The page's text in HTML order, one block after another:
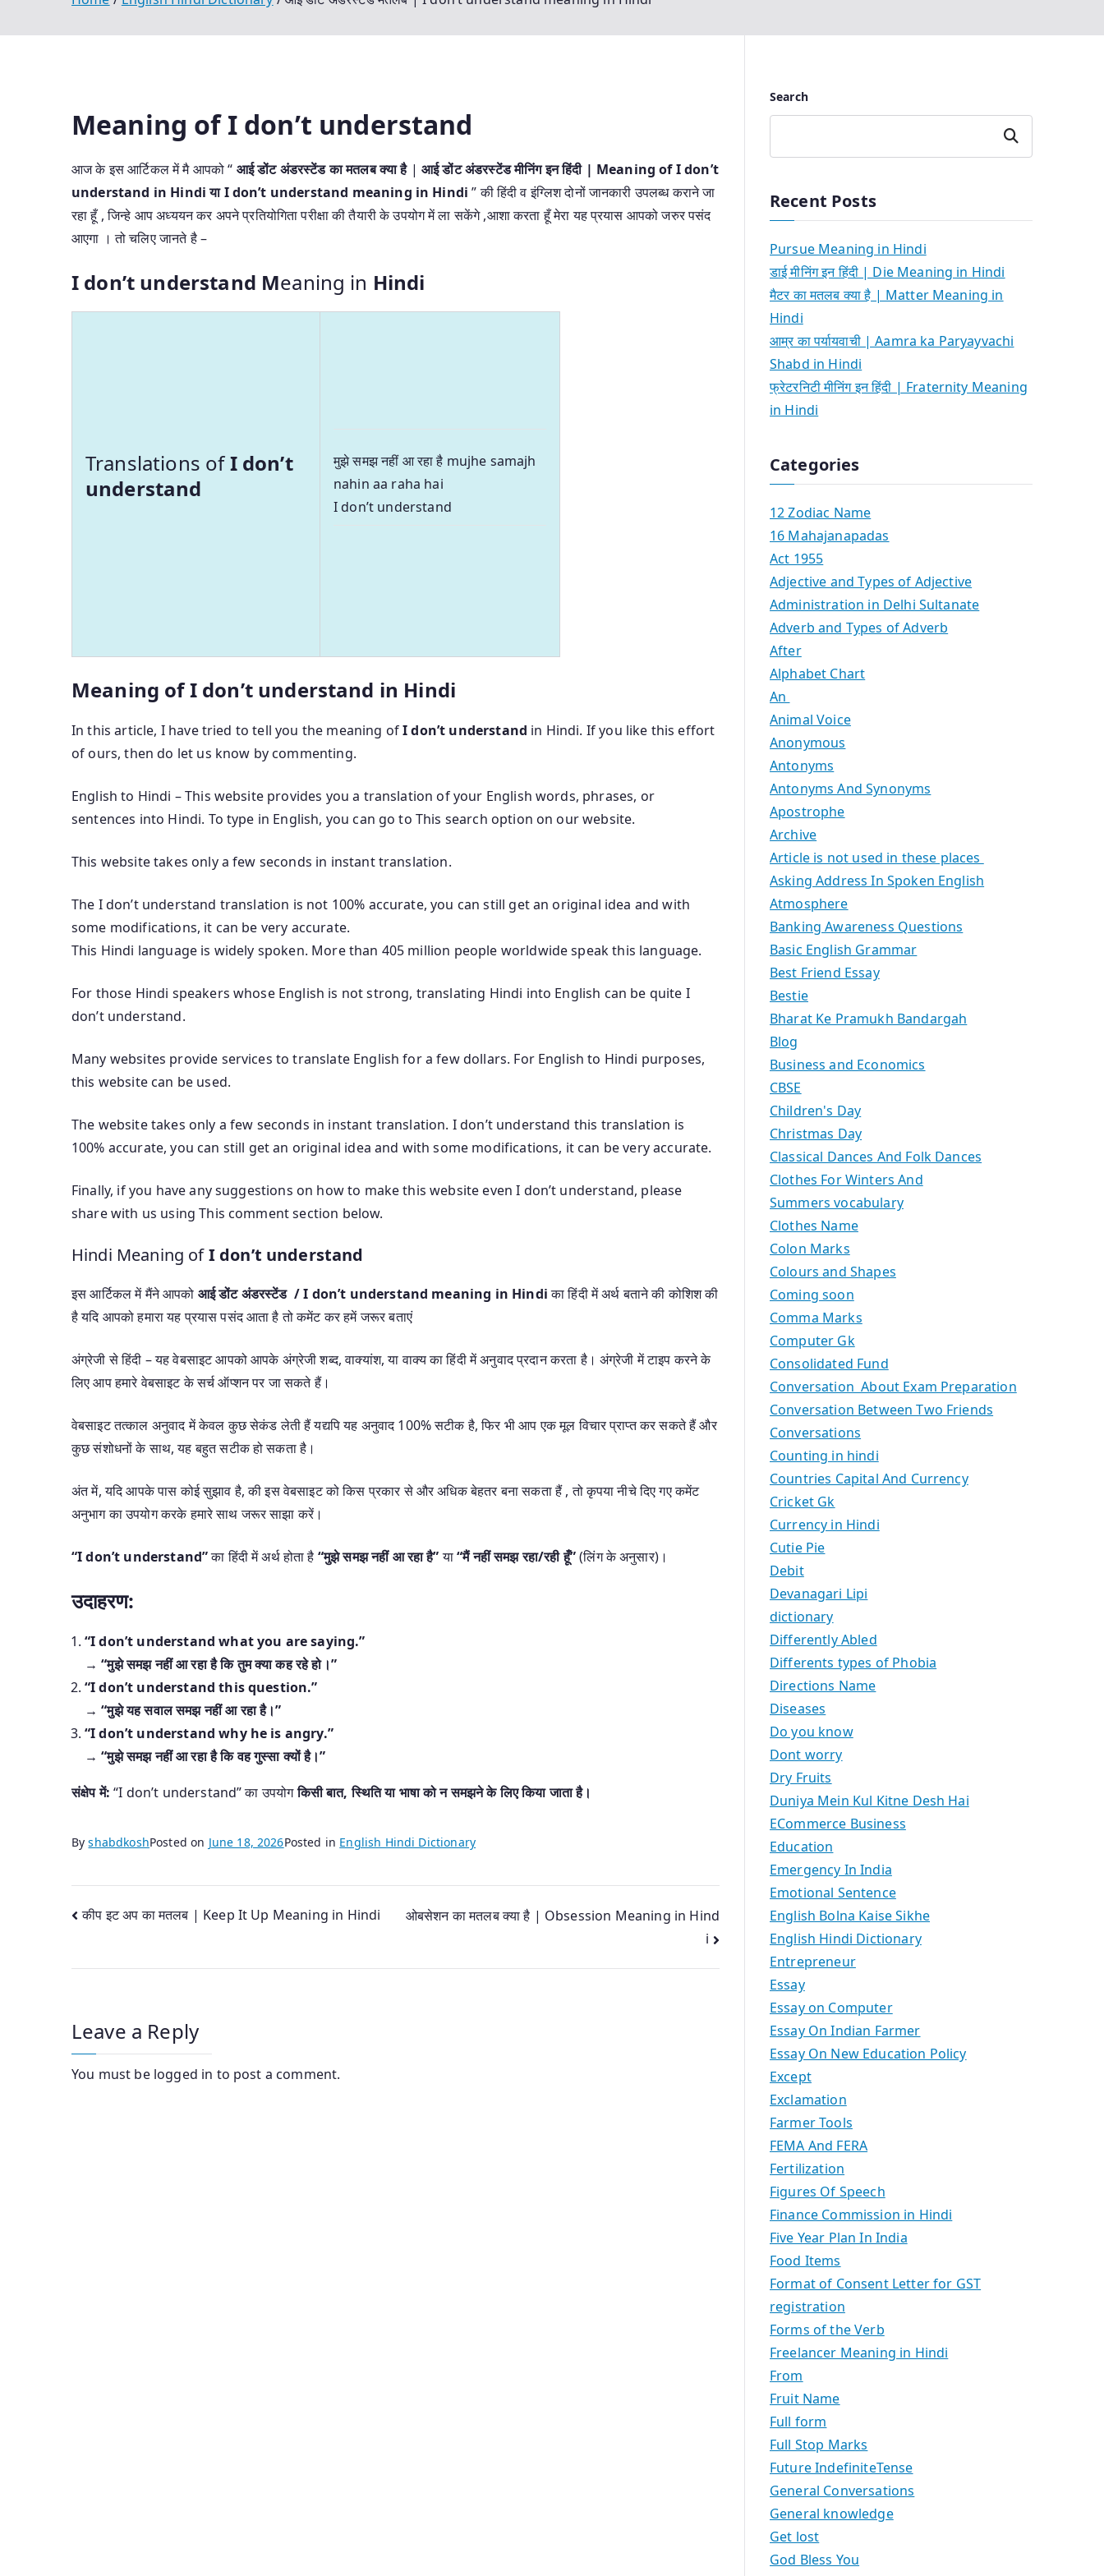
Meaning of I don’t understand
आज के इस आर्टिकल में मै आपको “ आई डोंट अंडरस्टेंड का मतलब क्या है|आई डोंट अंडरस्टेंड मीनिंग इन हिंदी | Meaning of I don’t
understand in Hindi या I don’t understand meaning in Hindi ” की हिंदी व इंग्लिश दोनों जानकारी उपलब्ध कराने जा
रहा हूँ , जिन्हे आप अध्ययन कर अपने प्रतियोगिता परीक्षा की तैयारी के उपयोग में ला सकेंगे ,आशा करता हूँ मेरा यह प्रयास आपको जरुर पसंद
आएगा । तो चलिए जानते है –
I don’t understand Meaning in Hindi
Translations ofI don’t
understand
मुझे समझ नहीं आ रहा है mujhe samajh
nahin aa raha hai
I don’t understand
Meaning of I don’t understand in Hindi
In this article, I have tried to tell you the meaning ofI don’t understand in Hindi. If you like this effort
of ours, then do let us know by commenting.
English to Hindi – This website provides you a translation of your English words, phrases, or
sentences into Hindi. To type in English, you can go to This search option on our website.
This website takes only a few seconds in instant translation.
The I don’t understand translation is not 100% accurate, you can still get an original idea and with
some modifications, it can be very accurate.
This Hindi language is widely spoken. More than 405 million people worldwide speak this language.
For those Hindi speakers whose English is not strong, translating Hindi into English can be quite I
don’t understand.
Many websites provide services to translate English for a few dollars. For English to Hindi purposes,
this website can be used.
The website takes only a few seconds in instant translation. I don’t understand this translation is
100% accurate, you can still get an original idea and with some modifications, it can be very accurate.
Finally, if you have any suggestions on how to make this website even I don’t understand, please
share with us using This comment section below.
Hindi Meaning ofI don’t understand
इस आर्टिकल में मैंने आपको आई डोंट अंडरस्टेंड / I don’t understand meaning in Hindiका हिंदी में अर्थ बताने की कोशिश की
है यदि आपको हमारा यह प्रयास पसंद आता है तो कमेंट कर हमें जरूर बताएं
अंग्रेजी से हिंदी – यह वेबसाइट आपको आपके अंग्रेजी शब्द, वाक्यांश, या वाक्य का हिंदी में अनुवाद प्रदान करता है। अंग्रेजी में टाइप करने के
लिए आप हमारे वेबसाइट के सर्च ऑप्शन पर जा सकते हैं।
वेबसाइट तत्काल अनुवाद में केवल कुछ सेकंड लेती हैं यद्यपि यह अनुवाद 100% सटीक है, फिर भी आप एक मूल विचार प्राप्त कर सकते हैं और
कुछ संशोधनों के साथ, यह बहुत सटीक हो सकता है।
अंत में, यदि आपके पास कोई सुझाव है, की इस वेबसाइट को किस प्रकार से और अधिक बेहतर बना सकता हैं , तो कृपया नीचे दिए गए कमेंट
अनुभाग का उपयोग करके हमारे साथ जरूर साझा करें।
“I don’t understand”का हिंदी में अर्थ होता है “मुझे समझ नहीं आ रहा है”या“मैं नहीं समझ रहा/रही हूँ”(लिंग के अनुसार)।
उदाहरण:
“I don’t understand what you are saying.”
→“मुझे समझ नहीं आ रहा है कि तुम क्या कह रहे हो।”
“I don’t understand this question.”
→“मुझे यह सवाल समझ नहीं आ रहा है।”
“I don’t understand why he is angry.”
→“मुझे समझ नहीं आ रहा है कि वह गुस्सा क्यों है।”
संक्षेप में: “I don’t understand” का उपयोगकिसी बात, स्थिति या भाषा को न समझने के लिए किया जाता है।
ByshabdkoshPosted on June 18, 2026Posted in English Hindi Dictionary
Post
कीप इट अप का मतलब | Keep It Up Meaning in Hindi
ओबसेशन का मतलब क्या है | Obsession Meaning in Hind
i
Leave a Reply
You must be logged in to post a comment.
Search
Search
Recent Posts
Pursue Meaning in Hindi
डाई मीनिंग इन हिंदी | Die Meaning in Hindi
मैटर का मतलब क्या है | Matter Meaning in
Hindi
आम्र का पर्यायवाची | Aamra ka Paryayvachi
Shabd in Hindi
फ्रेटरनिटी मीनिंग इन हिंदी | Fraternity Meaning
in Hindi
Categories
12 Zodiac Name
16 Mahajanapadas
Act 1955
Adjective and Types of Adjective
Administration in Delhi Sultanate
Adverb and Types of Adverb
After
Alphabet Chart
An
Animal Voice
Anonymous
Antonyms
Antonyms And Synonyms
Apostrophe
Archive
Article is not used in these places
Asking Address In Spoken English
Atmosphere
Banking Awareness Questions
Basic English Grammar
Best Friend Essay
Bestie
Bharat Ke Pramukh Bandargah
Blog
Business and Economics
CBSE
Children's Day
Christmas Day
Classical Dances And Folk Dances
Clothes For Winters And
Summers vocabulary
Clothes Name
Colon Marks
Colours and Shapes
Coming soon
Comma Marks
Computer Gk
Consolidated Fund
Conversation About Exam Preparation
Conversation Between Two Friends
Conversations
Counting in hindi
Countries Capital And Currency
Cricket Gk
Currency in Hindi
Cutie Pie
Debit
Devanagari Lipi
dictionary
Differently Abled
Differents types of Phobia
Directions Name
Diseases
Do you know
Dont worry
Dry Fruits
Duniya Mein Kul Kitne Desh Hai
ECommerce Business
Education
Emergency In India
Emotional Sentence
English Bolna Kaise Sikhe
English Hindi Dictionary
Entrepreneur
Essay
Essay on Computer
Essay On Indian Farmer
Essay On New Education Policy
Except
Exclamation
Farmer Tools
FEMA And FERA
Fertilization
Figures Of Speech
Finance Commission in Hindi
Five Year Plan In India
Food Items
Format of Consent Letter for GST
registration
Forms of the Verb
Freelancer Meaning in Hindi
From
Fruit Name
Full form
Full Stop Marks
Future IndefiniteTense
General Conversations
General knowledge
Get lost
God Bless You